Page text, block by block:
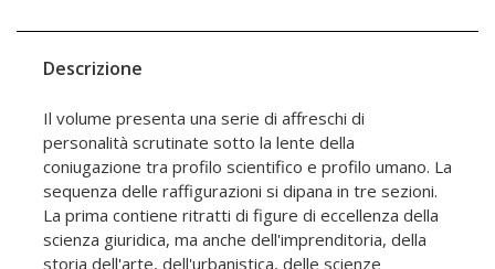
Descrizione
Il volume presenta una serie di affreschi di
personalità scrutinate sotto la lente della
coniugazione tra profilo scientifico e profilo umano. La
sequenza delle raffigurazioni si dipana in tre sezioni.
La prima contiene ritratti di figure di eccellenza della
scienza giuridica, ma anche dell'imprenditoria, della
storia dell'arte, dell'urbanistica, delle scienze